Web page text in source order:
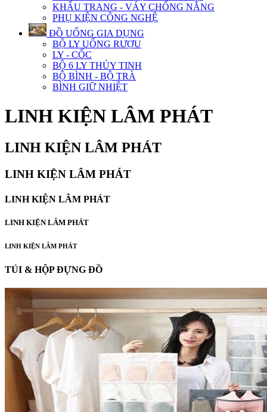
KHẨU TRANG - VÁY CHỐNG NẮNG
PHỤ KIỆN CÔNG NGHỆ
ĐỒ UỐNG GIA DỤNG
BỘ LY UỐNG RƯỢU
LY - CỐC
BỘ 6 LY THỦY TINH
BỘ BÌNH - BỘ TRÀ
BÌNH GIỮ NHIỆT
LINH KIỆN LÂM PHÁT
LINH KIỆN LÂM PHÁT
LINH KIỆN LÂM PHÁT
LINH KIỆN LÂM PHÁT
LINH KIỆN LÂM PHÁT
LINH KIỆN LÂM PHÁT
TÚI & HỘP ĐỰNG ĐỒ